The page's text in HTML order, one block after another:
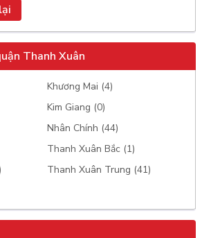
Thanh Xuân
Khương Mai (4)
Kim Giang (0)
Nhân Chính (44)
Thanh Xuân Bắc (1)
Thanh Xuân Trung (41)